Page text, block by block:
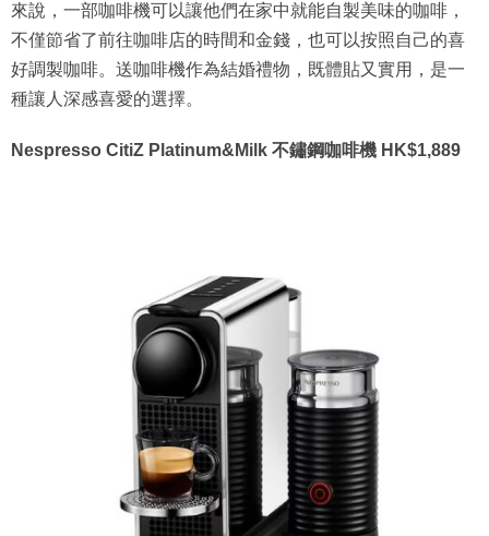
來說，一部咖啡機可以讓他們在家中就能自製美味的咖啡，
不僅節省了前往咖啡店的時間和金錢，也可以按照自己的喜
好調製咖啡。送咖啡機作為結婚禮物，既體貼又實用，是一
種讓人深感喜愛的選擇。
Nespresso CitiZ Platinum&Milk 不鏽鋼咖啡機 HK$1,889